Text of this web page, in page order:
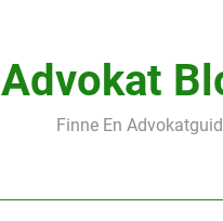
Advokat
Finne En